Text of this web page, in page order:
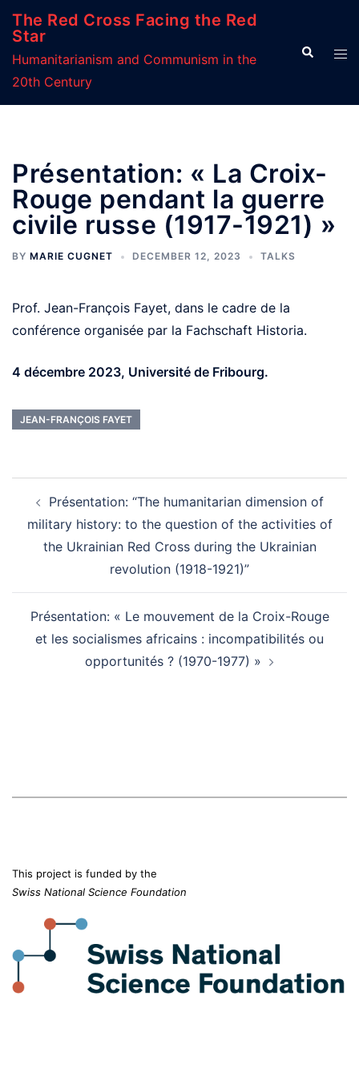
Skip
content
The Red Cross Facing the Red
Star
Humanitarianism and Communism in the
20th Century
Search
Présentation: « La Croix-
Rouge pendant la guerre
civile russe (1917-1921) »
BY MARIE CUGNET DECEMBER 12, 2023 TALKS
Prof. Jean-François Fayet, dans le cadre de la
conférence organisée par la Fachschaft Historia.
4 décembre 2023, Université de Fribourg.
JEAN-FRANÇOIS FAYET
Post
navigation
Présentation: “The humanitarian dimension of
military history: to the question of the activities of
the Ukrainian Red Cross during the Ukrainian
revolution (1918-1921)”
Présentation: « Le mouvement de la Croix-Rouge
et les socialismes africains : incompatibilités ou
opportunités ? (1970-1977) »
This project is funded by the
Swiss National Science Foundation